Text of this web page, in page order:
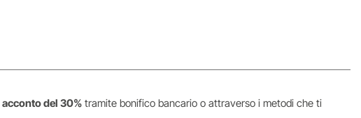
acconto del 30% tramite bonifico bancario o attraverso i metodi che ti